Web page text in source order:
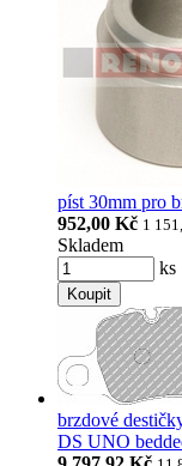
píst 30mm pro
952,00 Kč 1
Skladem
ks
Koupit
brzdové
DS UNO